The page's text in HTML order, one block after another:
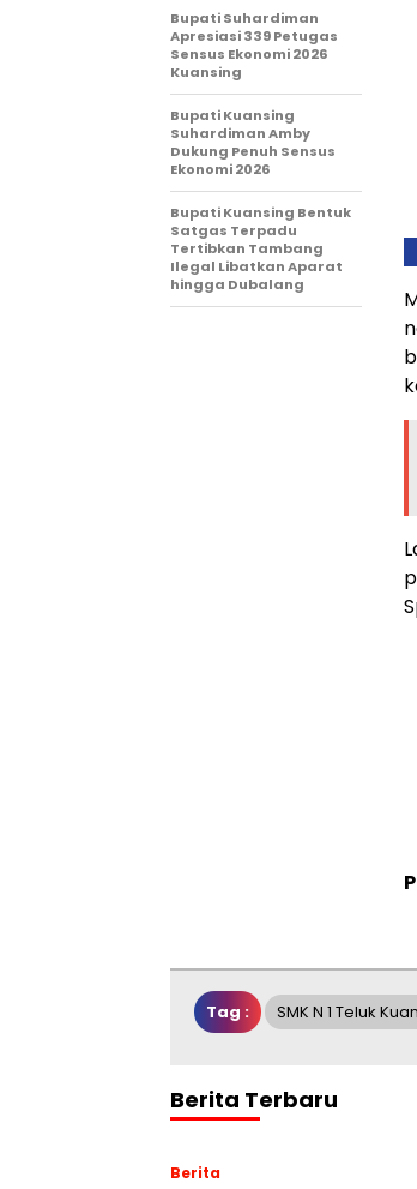
Bupati Suhardiman
Apresiasi 339 Petugas
Sensus Ekonomi 2026
Kuansing
Bupati Kuansing
Suhardiman Amby
Dukung Penuh Sensus
Ekonomi 2026
Bupati Kuansing Bentuk
Satgas Terpadu
Tertibkan Tambang
Ilegal Libatkan Aparat
hingga Dubalang
Tag : SMK N 1 Teluk
Berita Terbaru
Berita